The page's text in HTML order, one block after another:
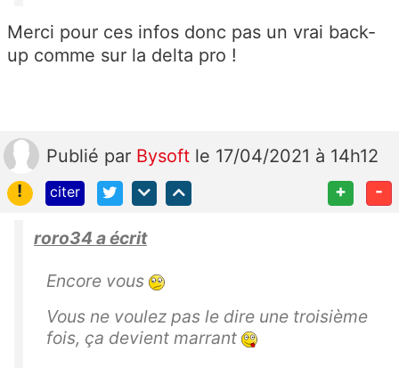
Merci pour ces infos donc pas un vrai back-
up comme sur la delta pro !
Publié par Bysoft le 17/04/2021 à 14h12
!
citer + -
roro34 a écrit
Encore vous
Vous ne voulez pas le dire une troisième
fois, ça devient marrant